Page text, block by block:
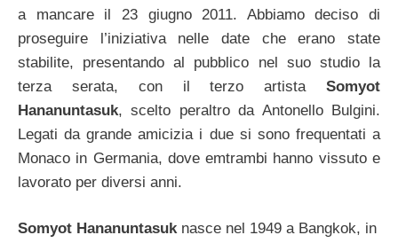
a mancare il 23 giugno 2011. Abbiamo deciso di
proseguire l’iniziativa nelle date che erano state
stabilite, presentando al pubblico nel suo studio la
terza serata, con il terzo artista Somyot
Hananuntasuk, scelto peraltro da Antonello Bulgini.
Legati da grande amicizia i due si sono frequentati a
Monaco in Germania, dove emtrambi hanno vissuto e
lavorato per diversi anni.
Somyot Hananuntasuk nasce nel 1949 a Bangkok, in